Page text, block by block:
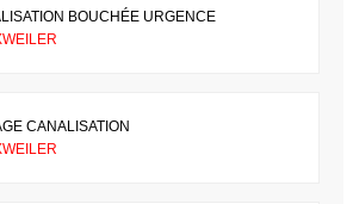
BOUCHÉE URGENCE
CANALISATION